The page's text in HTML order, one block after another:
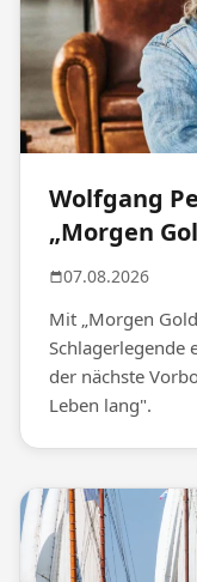
Wolfgang
„Morgen
07.08.2026
Mit „Morgen
Schlagerlegende
der nächste
Leben lang".